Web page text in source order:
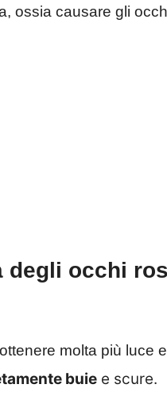
ossia causare gli
degli occhi
molta più luce
buie e scure.